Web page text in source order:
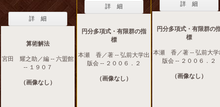
詳 細
算術解法
宮田 耀之助／編 -- 六盟館
-- １９０７
（画像なし）
詳 細
円分多項式・有限群の指
標
本瀬 香／著 -- 弘前大学出
版会 -- ２００６．２
（画像なし）
詳 細
円分多項式・有限群の
標
本瀬 香／著 -- 弘前大学
版会 -- ２００６．２
（画像なし）